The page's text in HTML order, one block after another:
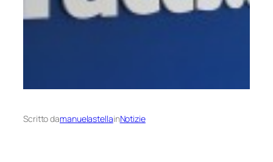
Scritto damanuelastellainNotizie